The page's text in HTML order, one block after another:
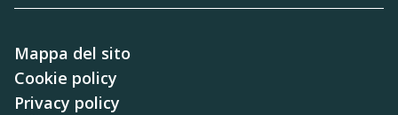
Mappa del sito
Cookie policy
Privacy policy